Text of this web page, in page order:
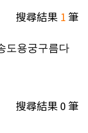
搜尋結果 1筆
도용궁구름다
搜尋結果0筆